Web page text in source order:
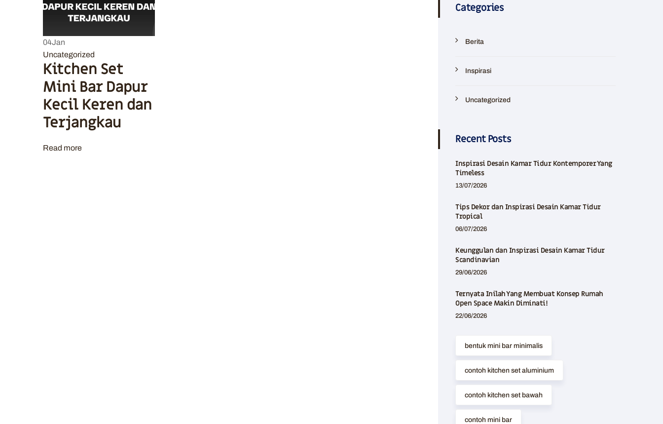
04Jan
Uncategorized
Kitchen Set
Mini Bar Dapur
Kecil Keren dan
Terjangkau
Read more
Categories
Berita
Inspirasi
Uncategorized
Recent Posts
Inspirasi Desain Kamar Tidur Kontemporer Yang
Timeless
13/07/2026
Tips Dekor dan Inspirasi Desain Kamar Tidur
Tropical
06/07/2026
Keunggulan dan Inspirasi Desain Kamar Tidur
Scandinavian
29/06/2026
Ternyata Inilah Yang Membuat Konsep Rumah
Open Space Makin Diminati!
22/06/2026
bentuk mini bar minimalis
contoh kitchen set aluminium
contoh kitchen set bawah
contoh mini bar